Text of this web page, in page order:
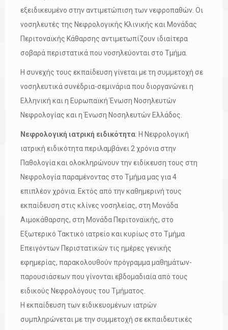
εξειδικευμένο στην αντιμετώπιση των νεφροπαθών. Οι
νοσηλευτές της Νεφρολογικής Κλινικής και Μονάδας
Περιτοναϊκής Κάθαρσης αντιμετωπίζουν ιδιαίτερα
σοβαρά περιστατικά που νοσηλεύονται στο Τμήμα.
Η συνεχής τους εκπαίδευση γίνεται με τη συμμετοχή σε
νοσηλευτικά συνέδρια-σεμινάρια που διοργανώνει η
Ελληνική και η Ευρωπαϊκή Ένωση Νοσηλευτών
Νεφρολογίας και η Ένωση Νοσηλευτών Ελλάδος.
Νεφρολογική ιατρική ειδικότητα: Η Νεφρολογική
ιατρική ειδικότητα περιλαμβάνει 2 χρόνια στην
Παθολογία και ολοκληρώνουν την ειδίκευση τους στη
Νεφρολογία παραμένοντας στο Τμήμα μας για 4
επιπλέον χρόνια. Εκτός από την καθημερινή τους
εκπαίδευση στις κλίνες νοσηλείας, στη Μονάδα
Αιμοκάθαρσης, στη Μονάδα Περιτοναϊκής, στο
Εξωτερικό Τακτικό ιατρείο και κυρίως στο Τμήμα
Επειγόντων Περιστατικών τις ημέρες γενικής
εφημερίας, παρακολουθούν πρόγραμμα μαθημάτων-
παρουσιάσεων που γίνονται εβδομαδιαία από τους
ειδικούς Νεφρολόγους του Τμήματος.
Η εκπαίδευση των ειδικευομένων ιατρών
συμπληρώνεται με την συμμετοχή σε εκπαιδευτικές